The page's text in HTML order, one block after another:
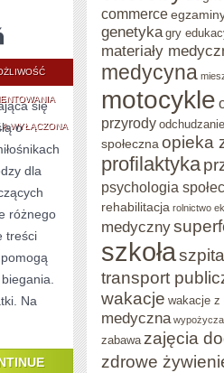
STYL
SPORTOWY
NA
DZIEŃ
WYŁĄCZONA
się
o
dla
różnego
treści
Na
commerce
genetyka gry
materiały
medycyna
motocykle
przyrody odchudzanie
społeczna opieka
profilaktyka
psychologia
rehabilitacja rolnictwo
medyczny
szkoła
transport
wakacje wakacje z
medyczna
zabawa zajęcia
zdrowe